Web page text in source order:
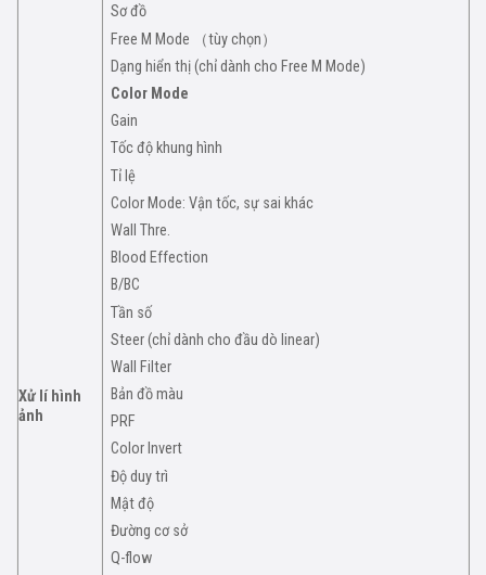
Xử lí hình
ảnh
Sơ đồ
Free M Mode （tùy chọn）
Dạng hiển thị (chỉ dành cho Free M Mode)
Color Mode
Gain
Tốc độ khung hình
Tỉ lệ
Color Mode: Vận tốc, sự sai khác
Wall Thre.
Blood Effection
B/BC
Tần số
Steer (chỉ dành cho đầu dò linear)
Wall Filter
Bản đồ màu
PRF
Color Invert
Độ duy trì
Mật độ
Đường cơ sở
Q-flow